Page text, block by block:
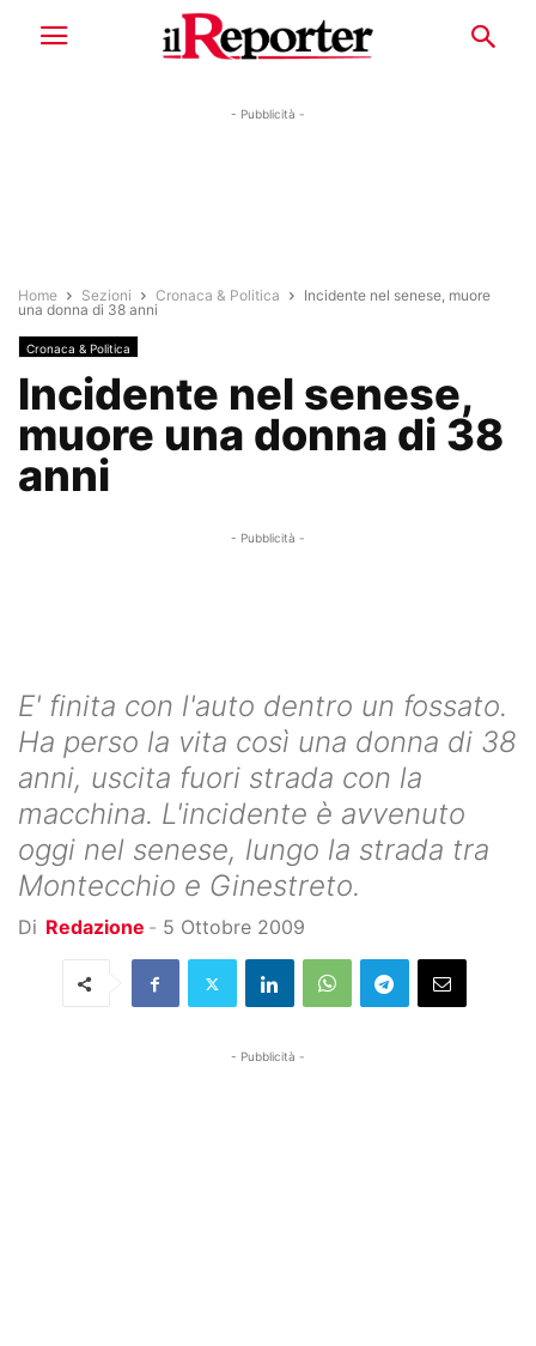
- Pubblicità -
Home Sezioni Cronaca & Politica
Incidente nel senese, muore
una donna di 38 anni
Cronaca & Politica
Incidente nel senese,
muore una donna di 38
anni
- Pubblicità -
E' finita con l'auto dentro un fossato.
Ha perso la vita così una donna di 38
anni, uscita fuori strada con la
macchina. L'incidente è avvenuto
oggi nel senese, lungo la strada tra
Montecchio e Ginestreto.
Di Redazione - 5 Ottobre 2009
- Pubblicità -